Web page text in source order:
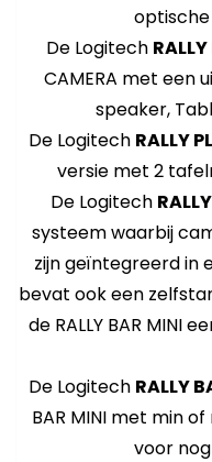
optische
De Logitech RALLY
CAMERA met een
speaker,
De Logitech RALLY
versie met 2
De Logitech
systeem waarbij
zijn geïntegreerd in
bevat ook een
de RALLY BAR MINI
De Logitech RALLY
BAR MINI met min
voor